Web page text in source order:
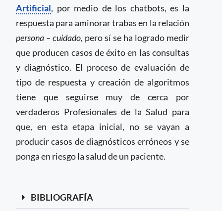
Artificial, por medio de los chatbots, es la
respuesta para aminorar trabas en la relación
persona – cuidado, pero sí se ha logrado medir
que producen casos de éxito en las consultas
y diagnóstico. El proceso de evaluación de
tipo de respuesta y creación de algoritmos
tiene que seguirse muy de cerca por
verdaderos Profesionales de la Salud para
que, en esta etapa inicial, no se vayan a
producir casos de diagnósticos erróneos y se
ponga en riesgo la salud de un paciente.
BIBLIOGRAFÍA